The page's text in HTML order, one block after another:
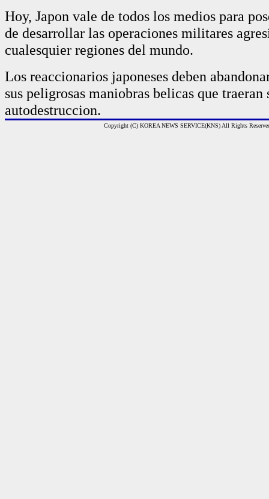
Hoy, Japon vale de todos los medios para
de desarrollar las operaciones militares
cualesquier regiones del mundo.
Los reaccionarios japoneses deben
sus peligrosas maniobras belicas que traeran
autodestruccion.
Copyright (C) KOREA NEWS SERVICE(KNS) All Rights